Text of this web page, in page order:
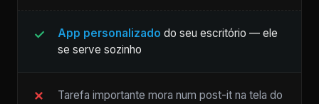
App personalizado do seu escritório — ele
se serve sozinho
Tarefa importante mora num post-it na tela do